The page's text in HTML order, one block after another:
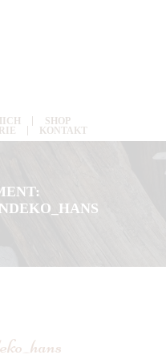
SHOP
KONTAKT